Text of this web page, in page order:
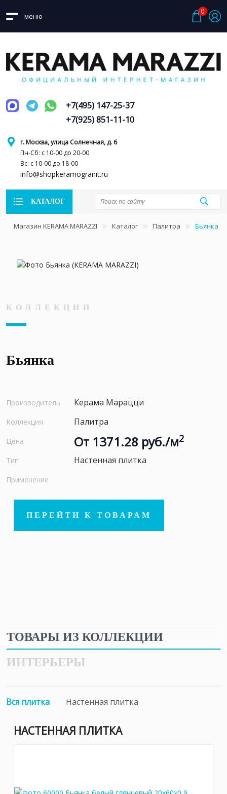
меню
0
г. Москва, улица Солнечная, д. 6
Пн-Сб: с 10-00 до 20-00
Вс: с 10-00 до 18-00
info@shopkeramogranit.ru
+7(495) 147-25-37
+7(925) 851-11-10
КАТАЛОГ
Магазин KERAMA MARAZZI Каталог Палитра Бьянка
КОЛЛЕКЦИИ
Бьянка
Производитель Керама Марацци
Коллекция Палитра
Цена От 1371.28 руб./м2
Тип Настенная плитка
Применение
ПЕРЕЙТИ К ТОВАРАМ
ТОВАРЫ ИЗ КОЛЛЕКЦИИ
ИНТЕРЬЕРЫ
Вся плитка Настенная плитка
НАСТЕННАЯ ПЛИТКА